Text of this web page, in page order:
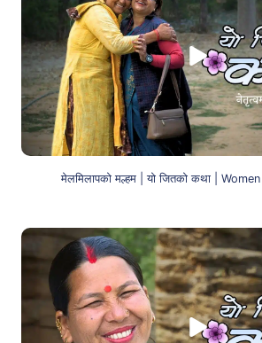
मेलमिलापको मल्हम | यो जितको कथा |